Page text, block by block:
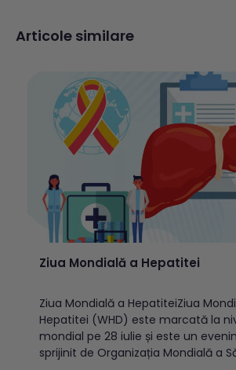
Articole similare
Ziua Mondială a Hepatitei
Ziua Mondială a HepatiteiZiua
Hepatitei (WHD) este marcată la
mondial pe 28 iulie și este un
sprijinit de Organizația Mondială a